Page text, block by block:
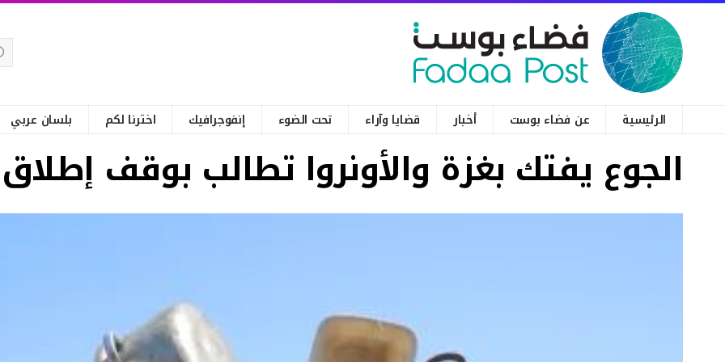
الرئيسية عن فضاء بوست أخبار قضايا وآراء تحت الضوء إنفوجرافيك اخترنا لكم بلسان عربي
الجوع يفتك بغزة والأونروا تطالب بوقف إطلاق